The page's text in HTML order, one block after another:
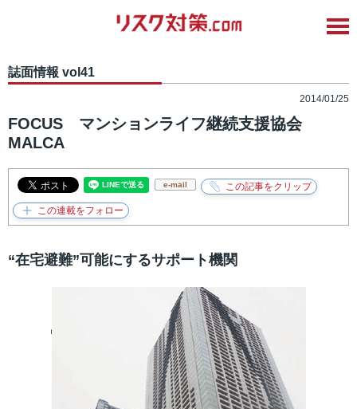
誌面情報 vol41
2014/01/25
FOCUS マンションライフ継続支援協会
MALCA
e-mail
“在宅避難”可能にするサポート機関